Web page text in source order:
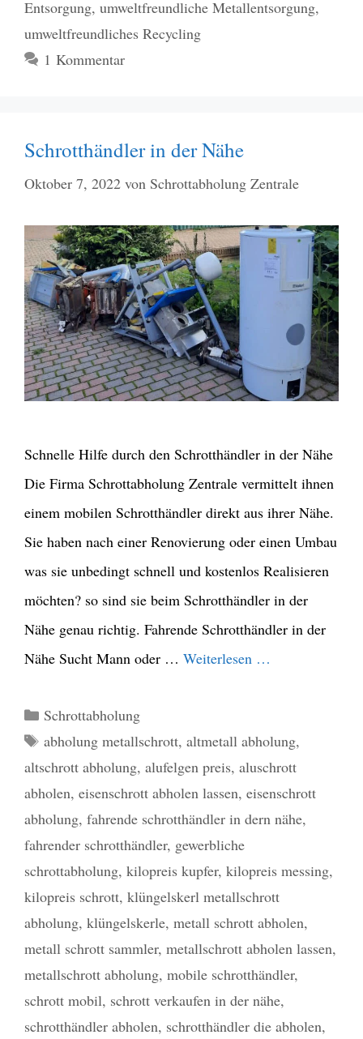
Entsorgung, umweltfreundliche Metallentsorgung,
umweltfreundliches Recycling
1 Kommentar
Schrotthändler in der Nähe
Oktober 7, 2022 von Schrottabholung Zentrale
Schnelle Hilfe durch den Schrotthändler in der Nähe
Die Firma Schrottabholung Zentrale vermittelt ihnen
einem mobilen Schrotthändler direkt aus ihrer Nähe.
Sie haben nach einer Renovierung oder einen Umbau
was sie unbedingt schnell und kostenlos Realisieren
möchten? so sind sie beim Schrotthändler in der
Nähe genau richtig. Fahrende Schrotthändler in der
Nähe Sucht Mann oder … Weiterlesen …
Kategorien
Schrottabholung
Schlagwörter
abholung metallschrott, altmetall abholung,
altschrott abholung, alufelgen preis, aluschrott
abholen, eisenschrott abholen lassen, eisenschrott
abholung, fahrende schrotthändler in dern nähe,
fahrender schrotthändler, gewerbliche
schrottabholung, kilopreis kupfer, kilopreis messing,
kilopreis schrott, klüngelskerl metallschrott
abholung, klüngelskerle, metall schrott abholen,
metall schrott sammler, metallschrott abholen lassen,
metallschrott abholung, mobile schrotthändler,
schrott mobil, schrott verkaufen in der nähe,
schrotthändler abholen, schrotthändler die abholen,